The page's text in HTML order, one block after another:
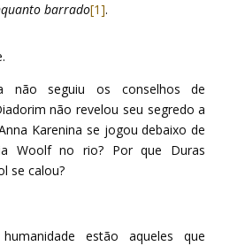
barrado[1].
não seguiu os conselhos de
não revelou seu segredo a
Karenina se jogou debaixo de
Woolf no rio? Por que Duras
se calou?
estão aqueles que